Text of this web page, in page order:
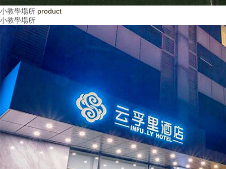
小教學場所 product
小教學場所